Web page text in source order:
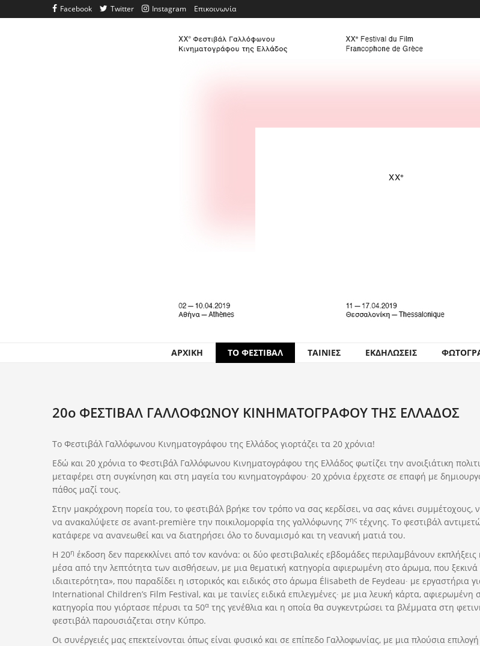
Facebook Twitter Instagram Επικοινωνία
ΑΡΧΙΚΗ ΤΟ ΦΕΣΤΙΒΑΛ ΤΑΙΝΙΕΣ ΕΚΔΗΛΩΣΕΙΣ
20ο ΦΕΣΤΙΒΑΛ ΓΑΛΛΟΦΩΝΟΥ ΚΙΝΗΜΑΤΟΓΡΑΦΟΥ ΤΗΣ ΕΛΛΑΔOΣ
Το Φεστιβάλ Γαλλόφωνου Κινηματογράφου της Ελλάδος γιορτάζει τα 20 χρόνια!
Εδώ και 20 χρόνια το Φεστιβάλ Γαλλόφωνου Κινηματογράφου της Ελλάδος φωτίζει την ανοιξιάτικη
μεταφέρει στη συγκίνηση και στη μαγεία του κινηματογράφου∙ 20 χρόνια έρχεστε σε επαφή με
πάθος μαζί τους.
Στην μακρόχρονη πορεία του, το φεστιβάλ βρήκε τον τρόπο να σας κερδίσει, να σας κάνει συμμέτοχους,
να ανακαλύψετε σε avant-première την ποικιλομορφία της γαλλόφωνης 7ης τέχνης. Το φεστιβάλ
κατάφερε να ανανεωθεί και να διατηρήσει όλο το δυναμισμό και τη νεανική ματιά του.
Η 20η έκδοση δεν παρεκκλίνει από τον κανόνα: οι δύο φεστιβαλικές εβδομάδες περιλαμβάνουν
μέσα από την λεπτότητα των αισθήσεων, με μια θεματική κατηγορία αφιερωμένη στο άρωμα, που
ιδιαιτερότητα», που παραδίδει η ιστορικός και ειδικός στο άρωμα Élisabeth de Feydeau∙ με
International Children’s Film Festival, και με ταινίες ειδικά επιλεγμένες∙ με μια λευκή κάρτα,
κατηγορία που γιόρτασε πέρυσι τα 50α της γενέθλια και η οποία θα συγκεντρώσει τα βλέμματα στη
φεστιβάλ παρουσιάζεται στην Κύπρο.
Οι συνέργειές μας επεκτείνονται όπως είναι φυσικό και σε επίπεδο Γαλλοφωνίας, με μια πλούσια